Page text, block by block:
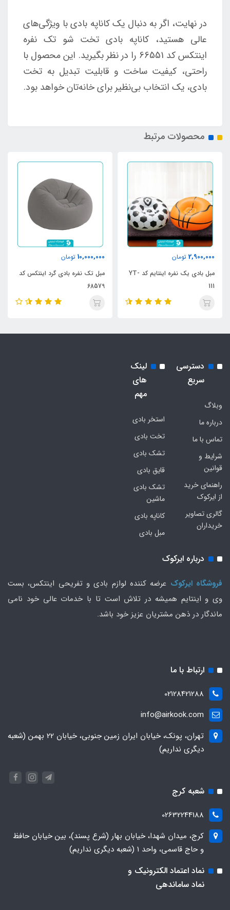
در نهایت، اگر به دنبال یک کاناپه بادی با ویژگی‌های
عالی هستید، کاناپه بادی تخت شو تک نفره
اینتکس کد 66551 را در نظر بگیرید. این محصول با
راحتی، کیفیت ساخت و قابلیت تبدیل به تخت
بادی، یک انتخاب بی‌نظیر برای خانه‌تان خواهد بود.
محصولات مرتبط
2,900,000 تومان
مبل بادی یک نفره اینتایم کد YT-
111
10,000,000 تومان
مبل تک نفره بادی گرد اینتکس کد
68579
دسترسی
سریع
وبلاگ
درباره ما
تماس با ما
شرایط و
قوانین
راهنمای خرید
از ایرکوک
گالری تصاویر
خریداران
لینک
های
مهم
استخر بادی
تخت بادی
تشک بادی
قایق بادی
تشک بادی
ماشین
کاناپه بادی
مبل بادی
درباره ایرکوک
فروشگاه ایرکوک عرضه کننده لوازم بادی و تفریحی اینتکس، بست
وی و اینتایم همیشه در تلاش است تا با خدمات عالی خود نامی
ماندگار در ذهن مشتریان عزیز خود باشد.
ارتباط با ما
02128421288
info@airkook.com
تهران، پونک، خیابان ایران زمین جنوبی، خیابان 22 بهمن (شعبه
دیگری نداریم)
شعبه کرج
02632244188
کرج، میدان شهدا، خیابان بهار (شرع پسند)، بین خیابان حافظ
و حاج قاسمی، واحد ۱ (شعبه دیگری نداریم)
نماد اعتماد الکترونیک و
نماد ساماندهی